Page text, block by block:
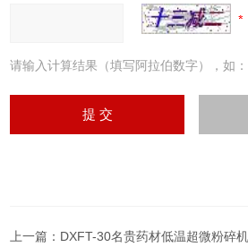
请输入计算结果（填写阿拉伯数字），如
上一篇： DXFT-30名贵药材低温超微粉碎机